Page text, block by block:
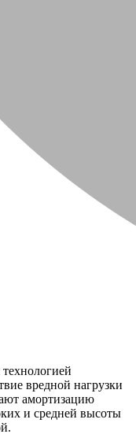
вредной нагрузки
амортизацию
и средней высоты